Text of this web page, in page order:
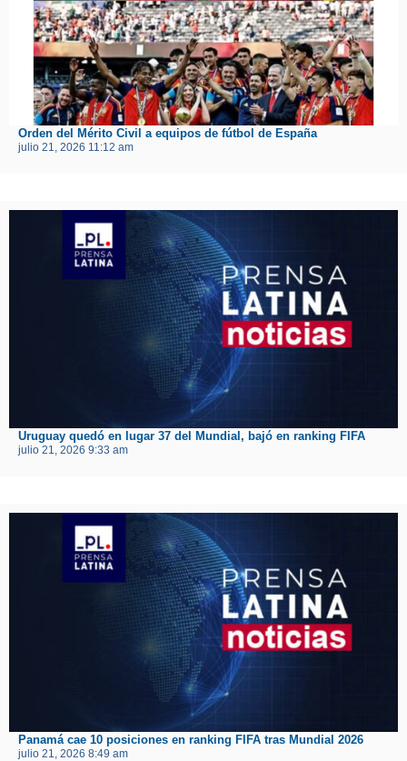
Orden del Mérito Civil a equipos de fútbol de España
julio 21, 2026 11:12 am
Uruguay quedó en lugar 37 del Mundial, bajó en ranking FIFA
julio 21, 2026 9:33 am
Panamá cae 10 posiciones en ranking FIFA tras Mundial 2026
julio 21, 2026 8:49 am